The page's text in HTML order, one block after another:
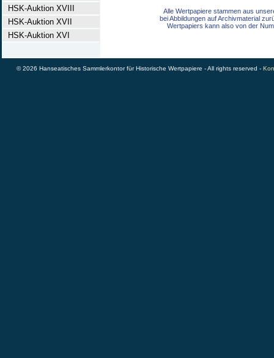
HSK-Auktion XVIII
HSK-Auktion XVII
HSK-Auktion XVI
Alle Wertpapiere stammen aus
bei Abbildungen auf Archivmaterial
Wertpapiers kann also von der
© 2026 Hanseatisches Sammlerkontor für Historische Wertpapiere - All rights reserved -